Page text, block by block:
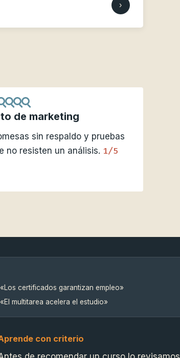
›
de marketing
sin respaldo y pruebas
no resisten un análisis. 1/5
«Los certificados garantizan empleo»
«El multitarea acelera el estudio»
con criterio